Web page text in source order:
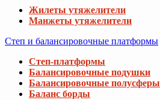
Жилеты утяжелители
Манжеты утяжелители
Степ и балансировочные платформы
Степ-платформы
Балансировочные подушки
Балансировочные полусферы
Баланс борды